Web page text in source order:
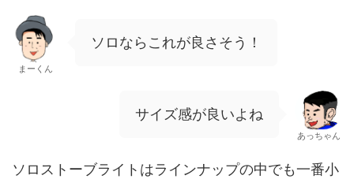
まーくん
ソロならこれが良さそう！
サイズ感が良いよね
あっちゃん
ソロストーブライトはラインナップの中でも一番小